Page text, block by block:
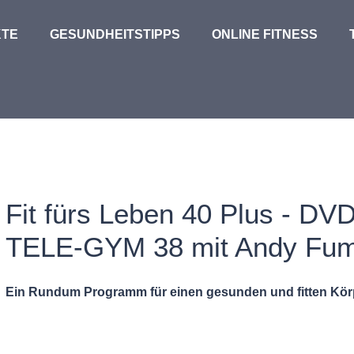
GESUNDHEITSTIPPS ONLINE FITNESS
Fit fürs Leben 40 Plus -
TELE-GYM 38 mit Andy
Ein Rundum Programm für einen gesunden und fitten